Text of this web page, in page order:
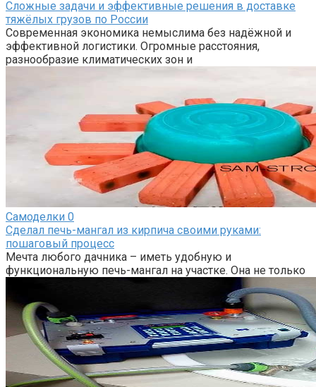
Сложные задачи и эффективные решения в доставке
тяжёлых грузов по России
Современная экономика немыслима без надёжной и
эффективной логистики. Огромные расстояния,
разнообразие климатических зон и
Самоделки 0
Сделал печь-мангал из кирпича своими руками:
пошаговый процесс
Мечта любого дачника – иметь удобную и
функциональную печь-мангал на участке. Она не только